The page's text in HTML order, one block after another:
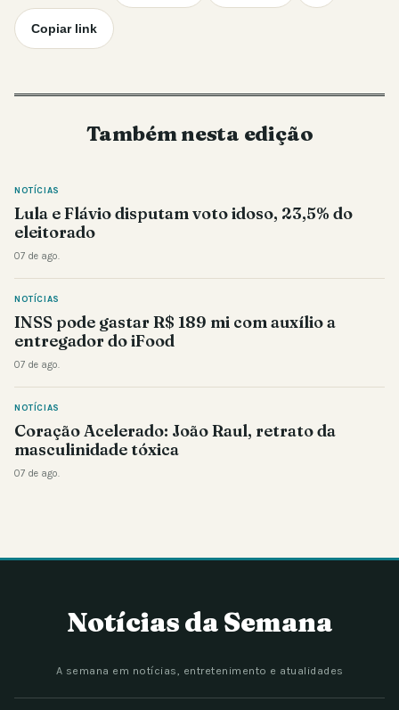
Copiar link
Também nesta edição
NOTÍCIAS
Lula e Flávio disputam voto idoso, 23,5% do
eleitorado
07 de ago.
NOTÍCIAS
INSS pode gastar R$ 189 mi com auxílio a
entregador do iFood
07 de ago.
NOTÍCIAS
Coração Acelerado: João Raul, retrato da
masculinidade tóxica
07 de ago.
Notícias da Semana
A semana em notícias, entretenimento e atualidades